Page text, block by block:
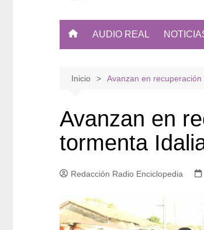
AUDIO REAL
DE
Inicio Avanzan en
Avanzan en
tormenta
Redacción Radio Enciclopedia